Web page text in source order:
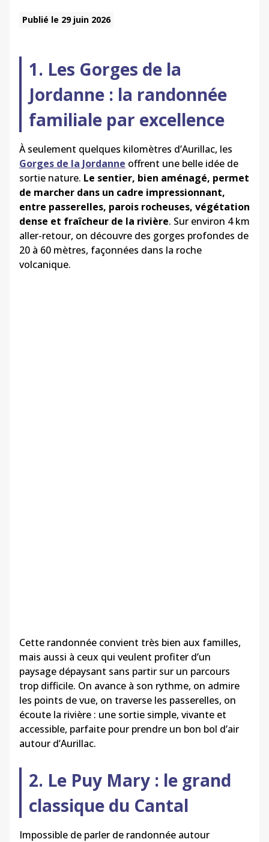
Publié le 29 juin 2026
1. Les Gorges de la
Jordanne : la randonnée
familiale par excellence
À seulement quelques kilomètres d’Aurillac, les
Gorges de la Jordanne offrent une belle idée de
sortie nature. Le sentier, bien aménagé, permet
de marcher dans un cadre impressionnant,
entre passerelles, parois rocheuses, végétation
dense et fraîcheur de la rivière. Sur environ 4 km
aller-retour, on découvre des gorges profondes de
20 à 60 mètres, façonnées dans la roche
volcanique.
Cette randonnée convient très bien aux familles,
mais aussi à ceux qui veulent profiter d’un
paysage dépaysant sans partir sur un parcours
trop difficile. On avance à son rythme, on admire
les points de vue, on traverse les passerelles, on
écoute la rivière : une sortie simple, vivante et
accessible, parfaite pour prendre un bon bol d’air
autour d’Aurillac.
2. Le Puy Mary : le grand
classique du Cantal
Impossible de parler de randonnée autour